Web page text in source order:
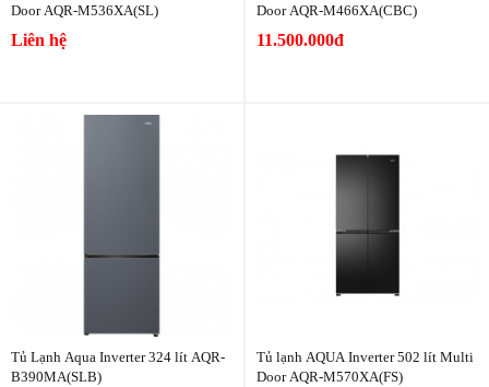
Door AQR-M536XA(SL)
Liên hệ
Door AQR-M466XA(CBC)
11.500.000đ
Tủ Lạnh Aqua Inverter 324 lít AQR-
B390MA(SLB)
Tủ lạnh AQUA Inverter 502 lít Multi
Door AQR-M570XA(FS)